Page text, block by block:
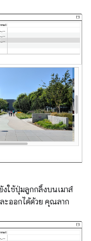
งใช้ปุ่มลูกกลิ้งบนเมาส์
ะออกได้ด้วย คุณลาก